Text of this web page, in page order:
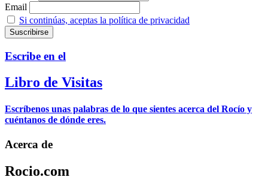
Email
Si continúas, aceptas la política de privacidad
Escribe en el
Libro de Visitas
Escríbenos unas palabras de lo que sientes acerca del Rocío y
cuéntanos de dónde eres.
Acerca de
Rocio.com